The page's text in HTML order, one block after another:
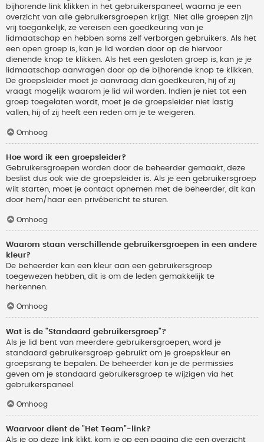
bijhorende link klikken in het gebruikerspaneel, waarna je een
overzicht van alle gebruikersgroepen krijgt. Niet alle groepen zijn
vrij toegankelijk, ze vereisen een goedkeuring van je
lidmaatschap en hebben soms zelf verborgen gebruikers. Als het
een open groep is, kan je lid worden door op de hiervoor
dienende knop te klikken. Als het een gesloten groep is, kan je je
lidmaatschap aanvragen door op de bijhorende knop te klikken.
De groepsleider moet je aanvraag dan goedkeuren, hij of zij
vraagt mogelijk waarom je lid wil worden. Indien je niet tot een
groep toegelaten wordt, moet je de groepsleider niet lastig
vallen, hij of zij heeft een reden om je te weigeren.
Omhoog
Hoe word ik een groepsleider?
Gebruikersgroepen worden door de beheerder gemaakt, deze
beslist dus ook wie de groepsleider is. Als je een gebruikersgroep
wilt starten, moet je contact opnemen met de beheerder, dit kan
door hem/haar een privébericht te sturen.
Omhoog
Waarom staan verschillende gebruikersgroepen in een andere
kleur?
De beheerder kan een kleur aan een gebruikersgroep
toegewezen hebben, dit is om de leden gemakkelijk te
herkennen.
Omhoog
Wat is de "Standaard gebruikersgroep"?
Als je lid bent van meerdere gebruikersgroepen, word je
standaard gebruikersgroep gebruikt om je groepskleur en
groepsrang te bepalen. De beheerder kan je de permissies
geven om je standaard gebruikersgroep te wijzigen via het
gebruikerspaneel.
Omhoog
Waarvoor dient de "Het Team"-link?
Als je op deze link klikt, kom je op een pagina die een overzicht